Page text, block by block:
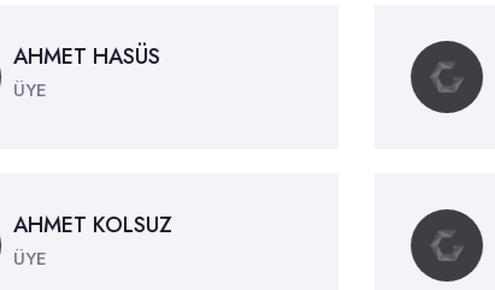
AHMET HASÜS
ÜYE
AHMET KOLSUZ
ÜYE